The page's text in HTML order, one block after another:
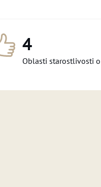
4
Oblasti starostlivosti